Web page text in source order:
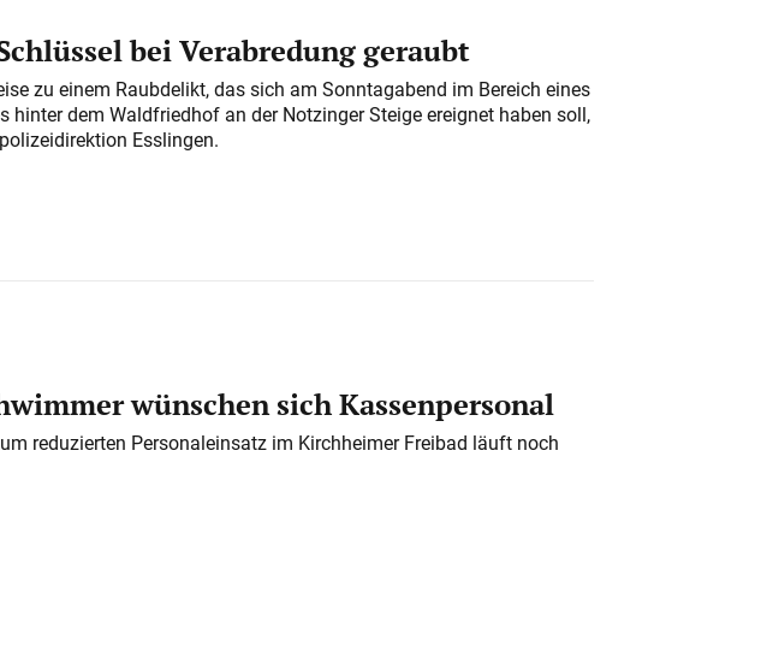
bei Verabredung geraubt
zu einem Raubdelikt, das sich am Sonntagabend im Bereich eines
hinter dem Waldfriedhof an der Notzinger Steige ereignet haben soll,
Esslingen.
wünschen sich Kassenpersonal
reduzierten Personaleinsatz im Kirchheimer Freibad läuft noch